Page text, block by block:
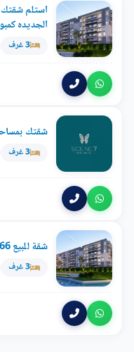
استلم شقتك
الجديده
3 غرف
شقتك بمساحة 200م في كمبوند
3 غرف
شقة للبيع 166م في كمبوند سين سفن
3 غرف